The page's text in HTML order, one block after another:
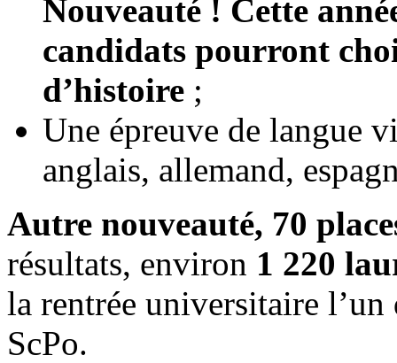
Nouveauté ! Cette
candidats pourront
d’histoire ;
Une épreuve de langue
anglais, allemand,
Autre nouveauté, 70
résultats, environ 1 220
la rentrée universitaire l’un
ScPo.